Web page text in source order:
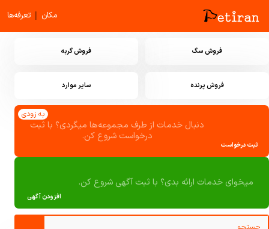
مکان | تعرفه‌ها
فروش سگ فروش گربه
فروش پرنده سایر موارد
ثبت درخواست
دنبال خدمات از طرف مجموعه‌ها میگردی؟ با ثبت
درخواست شروع کن.
به زودی
افزودن آگهی
میخوای خدمات ارائه بدی؟ با ثبت آگهی شروع کن.